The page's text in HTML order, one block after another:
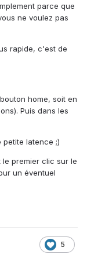
parce que
ne voulez pas
rapide, c'est de
home, soit en
Puis dans les
petite latence ;)
le premier clic sur le
un éventuel
5